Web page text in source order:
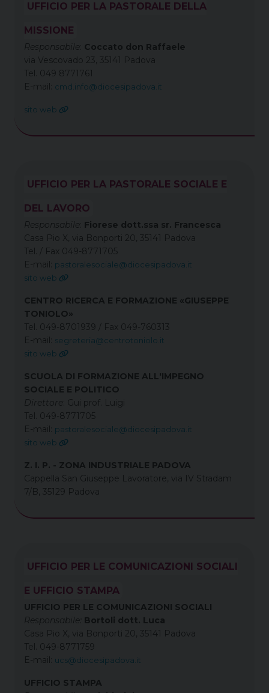
UFFICIO PER LA PASTORALE DELLA
MISSIONE
Responsabile Coccato don Raffaele
via Vescovado 23, 35141 Padova
Tel. 049 8771761
E-mail: cmd.info@diocesipadova.it
sito web
UFFICIO PER LA PASTORALE SOCIALE E
DEL LAVORO
Responsabile Fiorese dott.ssa sr. Francesca
Casa Pio X, via Bonporti 20, 35141 Padova
Tel. / Fax 049-8771705
E-mail: pastoralesociale@diocesipadova.it
sito web
CENTRO RICERCA E FORMAZIONE «GIUSEPPE
TONIOLO»
Tel. 049-8701939 / Fax 049-760313
E-mail: segreteria@centrotoniolo.it
sito web
SCUOLA DI FORMAZIONE ALL'IMPEGNO
SOCIALE E POLITICO
Direttore : Gui prof. Luigi
Tel. 049-8771705
E-mail: pastoralesociale@diocesipadova.it
sito web
Z. I. P. - ZONA INDUSTRIALE PADOVA
Cappella San Giuseppe Lavoratore, via IV Stradam
7/B, 35129 Padova
UFFICIO PER LE COMUNICAZIONI SOCIALI
E UFFICIO STAMPA
UFFICIO PER LE COMUNICAZIONI SOCIALI
Responsabile: Bortoli dott. Luca
Casa Pio X, via Bonporti 20, 35141 Padova
Tel. 049-8771759
E-mail: ucs@diocesipadova.it
UFFICIO STAMPA